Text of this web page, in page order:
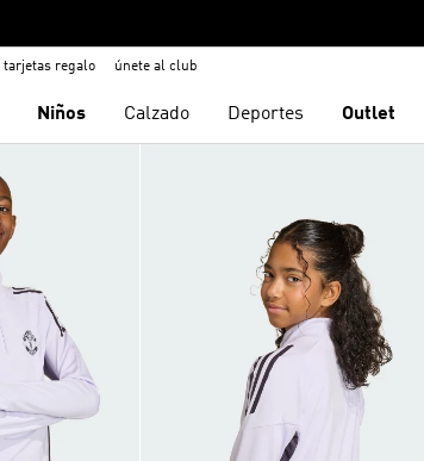
tarjetas regalo únete al club
Niños Calzado Deportes Outlet